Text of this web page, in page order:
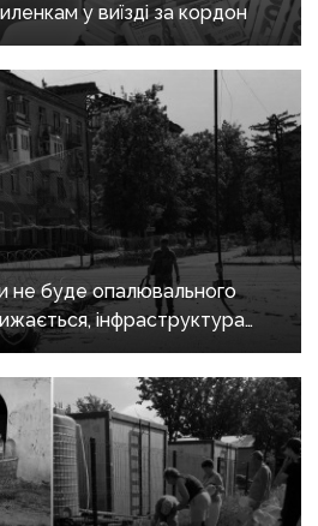
у виїзді за кордон
не буде опалювального
інфраструктура